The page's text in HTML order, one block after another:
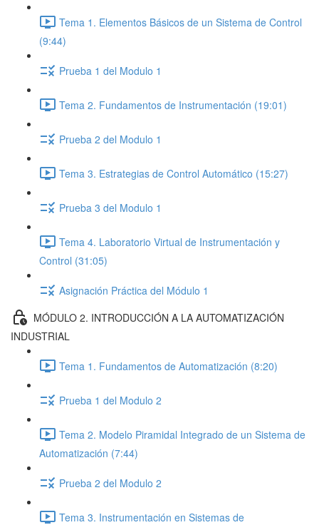
Tema 1. Elementos Básicos de un Sistema de Control
(9:44)
Prueba 1 del Modulo 1
Tema 2. Fundamentos de Instrumentación (19:01)
Prueba 2 del Modulo 1
Tema 3. Estrategias de Control Automático (15:27)
Prueba 3 del Modulo 1
Tema 4. Laboratorio Virtual de Instrumentación y
Control (31:05)
Asignación Práctica del Módulo 1
MÓDULO 2. INTRODUCCIÓN A LA AUTOMATIZACIÓN
INDUSTRIAL
Tema 1. Fundamentos de Automatización (8:20)
Prueba 1 del Modulo 2
Tema 2. Modelo Piramidal Integrado de un Sistema de
Automatización (7:44)
Prueba 2 del Modulo 2
Tema 3. Instrumentación en Sistemas de